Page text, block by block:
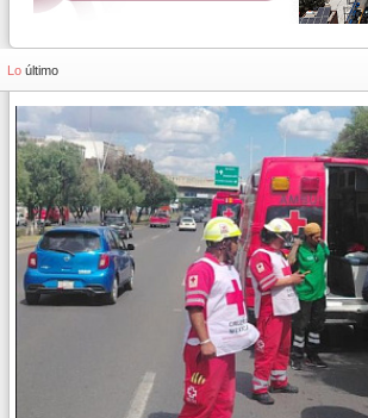
Lo último